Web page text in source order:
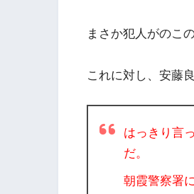
まさか犯人がのこ
これに対し、安藤
はっきり言
だ。
朝霞警察署